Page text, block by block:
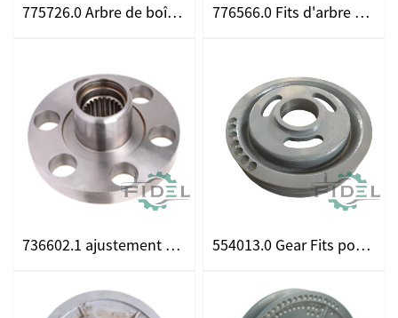
775726.0 Arbre de boîte de vites 776566.0 Fits d'arbre de vitesses pour CLAAS
736602.1 ajustement de la roue pour CLAAS 554013.0 Gear Fits pour CLAAS